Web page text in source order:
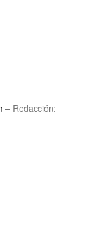
– Redacción: